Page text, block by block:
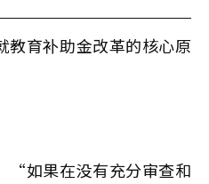
教育补助金改革的核心原
“如果在没有充分审查和